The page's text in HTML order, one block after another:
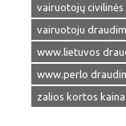
vairuotojų
vairuotoju
www.lietuvos
www.perlo
zalios kortos kaina